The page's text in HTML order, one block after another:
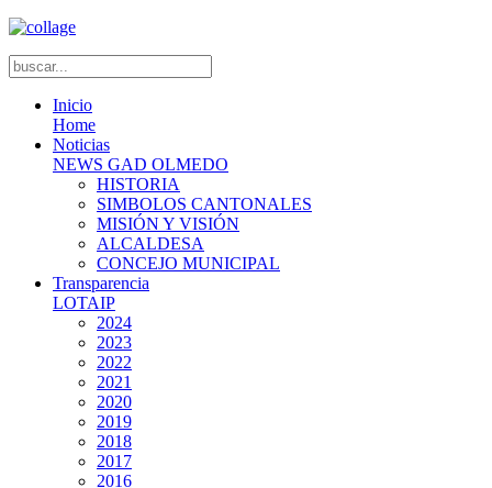
Inicio
Home
Noticias
NEWS GAD OLMEDO
HISTORIA
SIMBOLOS CANTONALES
MISIÓN Y VISIÓN
ALCALDESA
CONCEJO MUNICIPAL
Transparencia
LOTAIP
2024
2023
2022
2021
2020
2019
2018
2017
2016